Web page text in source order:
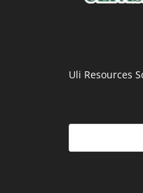
Uli Resources